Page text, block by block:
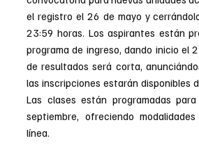
el registro el 26 de mayo y
23:59 horas. Los aspirantes están
programa de ingreso, dando inicio el
de resultados será corta,
las inscripciones estarán disponibles
Las clases están programadas
septiembre, ofreciendo
línea.